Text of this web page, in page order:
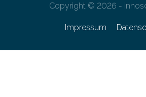
Copyright © 2026 -
Impressum